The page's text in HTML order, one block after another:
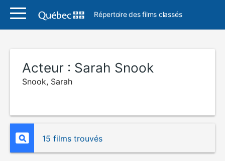
Répertoire des films classés
Acteur : Sarah Snook
Snook, Sarah
15 films trouvés